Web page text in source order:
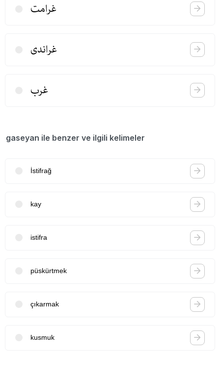
غرامت
غراندی
غرب
gaseyan ile benzer ve ilgili kelimeler
İstifrağ
kay
istifra
püskürtmek
çıkarmak
kusmuk